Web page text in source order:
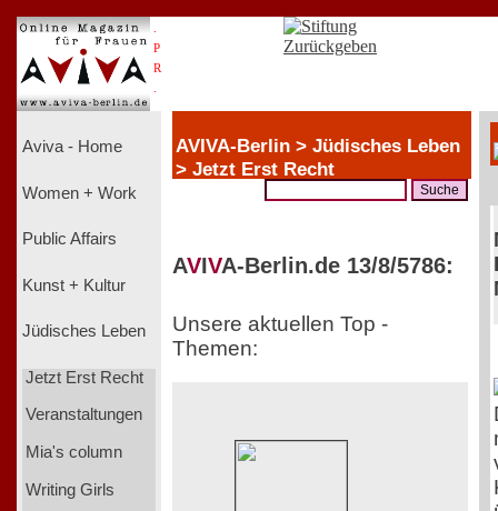
P
R
Aviva - Home
Women + Work
Public Affairs
Kunst + Kultur
Jüdisches Leben
Jetzt Erst Recht
Veranstaltungen
Mia's column
Writing Girls
AVIVA-Berlin > Jüdisches Leben
> Jetzt Erst Recht
AVIVA-Berlin.de 13/8/5786:
Unsere aktuellen Top -
Themen: